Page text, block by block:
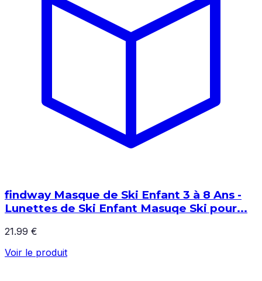
findway Masque de Ski Enfant 3 à 8 Ans -
Lunettes de Ski Enfant Masuqe Ski pour...
21.99 €
Voir le produit